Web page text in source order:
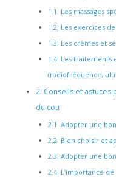
1.1. Les massages
1.2. Les exercices
1.3. Les crèmes et
1.4. Les traitements
(radiofréquence,
2. Conseils et
du cou
2.1. Adopter une
2.2. Bien choisir et
2.3. Adopter une
2.4. L’importance